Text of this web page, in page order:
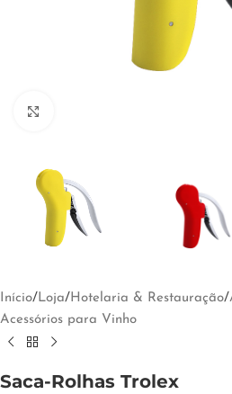
Início/Loja/Hotelaria & Restauração/
Acessórios para Vinho
Saca-Rolhas Trolex